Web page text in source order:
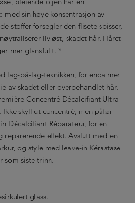
med sin høye konsentrasjon av
stoffer forsegler den flisete spisser,
livløst, skadet hår. Håret
mer glansfullt. *
lag-på-lag-teknikken, for enda mer
av skadet eller overbehandlet hår.
Concentré Décalcifiant Ultra-
Ikke skyll ut concentré, men påfør
Décalcifiant Réparateur, for en
reparerende effekt. Avslutt med en
og style med leave-in Kérastase
som siste trinn.
glass.